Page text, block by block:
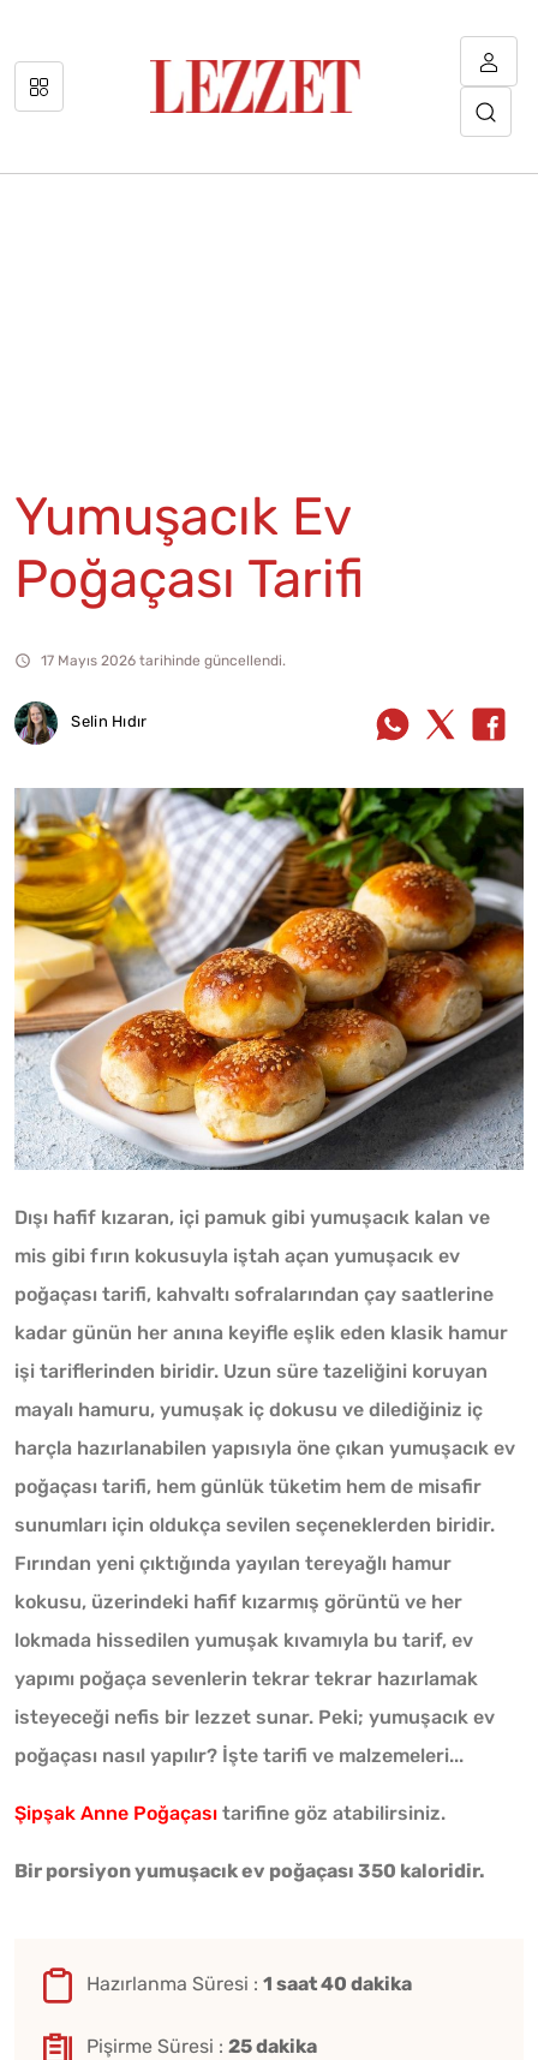
Yumuşacık Ev
Poğaçası Tarifi
17 Mayıs 2026 tarihinde güncellendi.
Selin Hıdır
Dışı hafif kızaran, içi pamuk gibi yumuşacık kalan ve
mis gibi fırın kokusuyla iştah açan yumuşacık ev
poğaçası tarifi, kahvaltı sofralarından çay saatlerine
kadar günün her anına keyifle eşlik eden klasik hamur
işi tariflerinden biridir. Uzun süre tazeliğini koruyan
mayalı hamuru, yumuşak iç dokusu ve dilediğiniz iç
harçla hazırlanabilen yapısıyla öne çıkan yumuşacık ev
poğaçası tarifi, hem günlük tüketim hem de misafir
sunumları için oldukça sevilen seçeneklerden biridir.
Fırından yeni çıktığında yayılan tereyağlı hamur
kokusu, üzerindeki hafif kızarmış görüntü ve her
lokmada hissedilen yumuşak kıvamıyla bu tarif, ev
yapımı poğaça sevenlerin tekrar tekrar hazırlamak
isteyeceği nefis bir lezzet sunar. Peki; yumuşacık ev
poğaçası nasıl yapılır? İşte tarifi ve malzemeleri...
Şipşak Anne Poğaçası tarifine göz atabilirsiniz.
Bir porsiyon yumuşacık ev poğaçası 350 kaloridir.
Hazırlanma Süresi : 1 saat 40 dakika
Pişirme Süresi : 25 dakika